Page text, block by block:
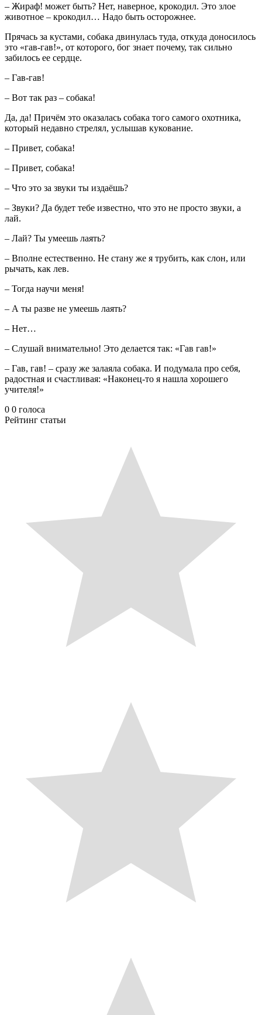
– Жираф! может быть? Нет, наверное, крокодил. Это злое
животное – крокодил… Надо быть осторожнее.
Прячась за кустами, собака двинулась туда, откуда доносилось
это «гав-гав!», от которого, бог знает почему, так сильно
забилось ее сердце.
– Гав-гав!
– Вот так раз – собака!
Да, да! Причём это оказалась собака того самого охотника,
который недавно стрелял, услышав кукование.
– Привет, собака!
– Привет, собака!
– Что это за звуки ты издаёшь?
– Звуки? Да будет тебе известно, что это не просто звуки, а
лай.
– Лай? Ты умеешь лаять?
– Вполне естественно. Не стану же я трубить, как слон, или
рычать, как лев.
– Тогда научи меня!
– А ты разве не умеешь лаять?
– Нет…
– Слушай внимательно! Это делается так: «Гав гав!»
– Гав, гав! – сразу же залаяла собака. И подумала про себя,
радостная и счастливая: «Наконец-то я нашла хорошего
учителя!»
0 0 голоса
Рейтинг статьи